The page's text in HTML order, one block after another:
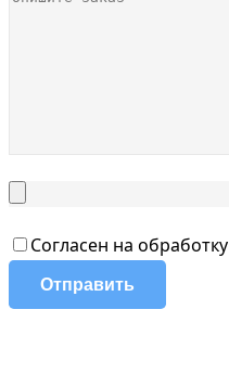
Согласен на обработку